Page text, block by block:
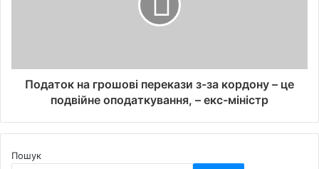
Податок на грошові перекази з-за кордону – це
подвійне оподаткування, – екс-міністр
Пошук